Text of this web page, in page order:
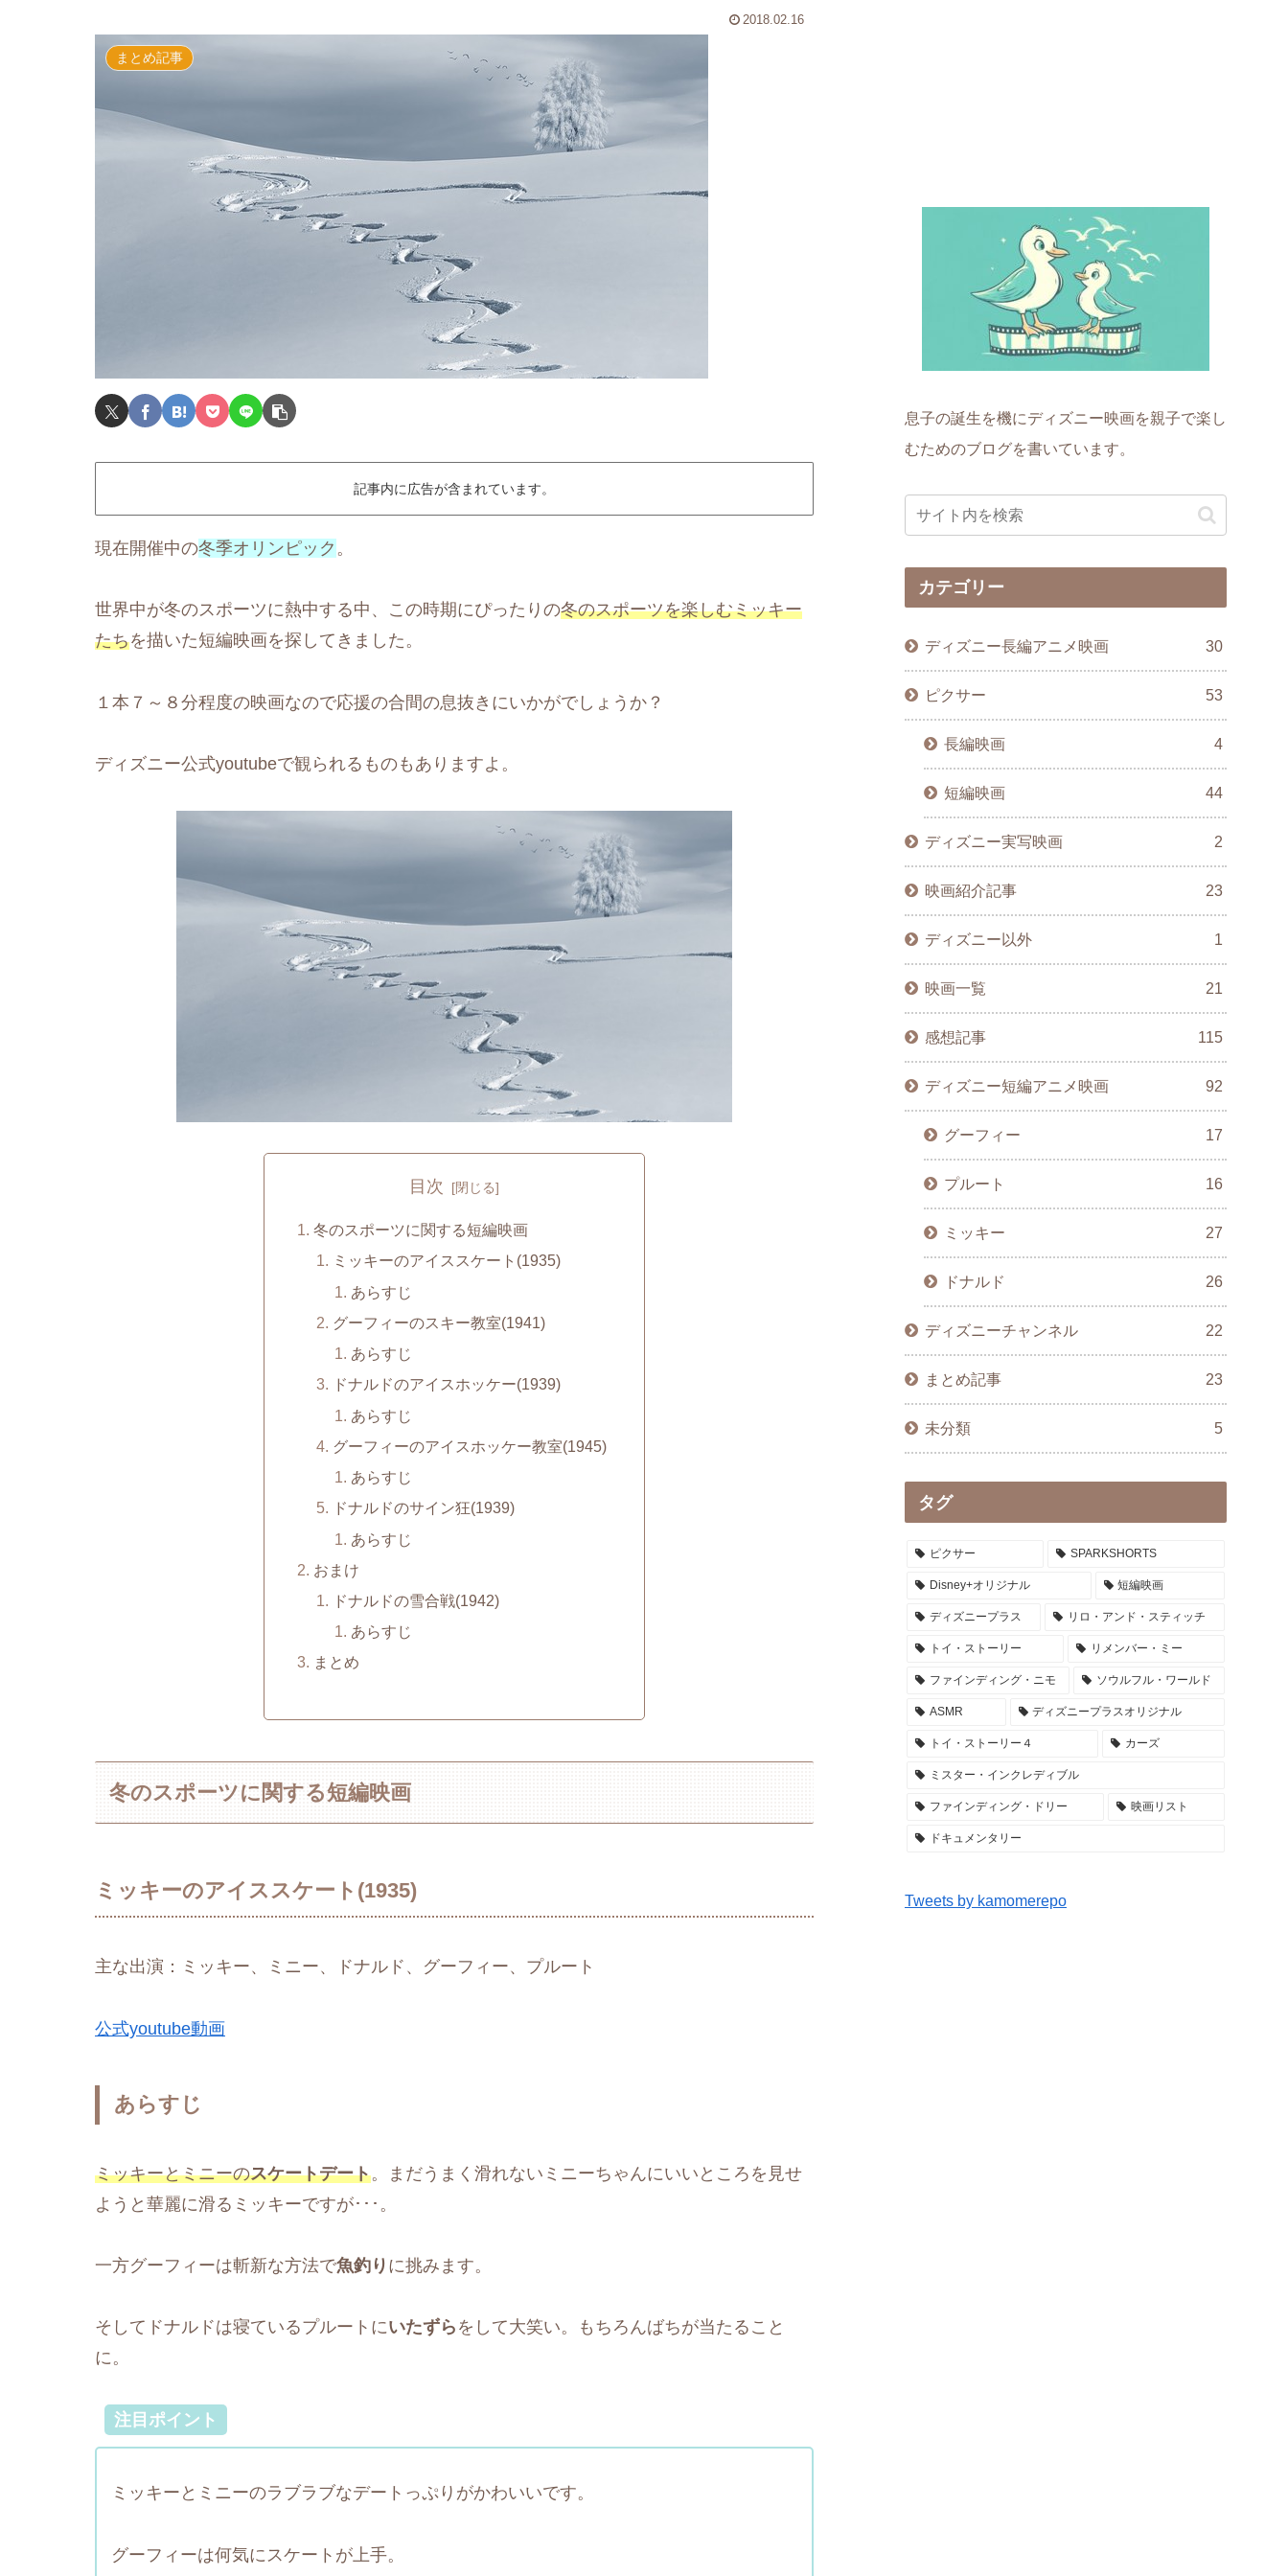
2018.02.16
まとめ記事
記事内に広告が含まれています。
現在開催中の冬季オリンピック 。
世界中が冬のスポーツに熱中する中、この時期にぴったりの冬のスポーツを楽しむミッキー
たちを描いた短編映画を探してきました。
１本７～８分程度の映画なので応援の合間の息抜きにいかがでしょうか？
ディズニー公式youtubeで観られるものもありますよ。
目次
冬のスポーツに関する短編映画
ミッキーのアイススケート(1935)
あらすじ
グーフィーのスキー教室(1941)
あらすじ
ドナルドのアイスホッケー(1939)
あらすじ
グーフィーのアイスホッケー教室(1945)
あらすじ
ドナルドのサイン狂(1939)
あらすじ
おまけ
ドナルドの雪合戦(1942)
あらすじ
まとめ
冬のスポーツに関する短編映画
ミッキーのアイススケート(1935)
主な出演：ミッキー、ミニー、ドナルド、グーフィー、プルート
公式youtube動画
あらすじ
ミッキーとミニーのスケートデート。まだうまく滑れないミニーちゃんにいいところを見せ
ようと華麗に滑るミッキーですが･･･。
一方グーフィーは斬新な方法で魚釣り に挑みます。
そしてドナルドは寝ているプルートにいたずら をして大笑い。もちろんばちが当たること
に。
注目ポイント
ミッキーとミニーのラブラブなデートっぷりがかわいいです。
グーフィーは何気にスケートが上手。
息子の誕生を機にディズニー映画を親子で楽し
むためのブログを書いています。
カテゴリー
ディズニー長編アニメ映画 30
ピクサー 53
長編映画 4
短編映画 44
ディズニー実写映画 2
映画紹介記事 23
ディズニー以外 1
映画一覧 21
感想記事 115
ディズニー短編アニメ映画 92
グーフィー 17
プルート 16
ミッキー 27
ドナルド 26
ディズニーチャンネル 22
まとめ記事 23
未分類 5
タグ
ピクサー SPARKSHORTS
Disney+オリジナル 短編映画
ディズニープラス リロ・アンド・スティッチ
トイ・ストーリー リメンバー・ミー
ファインディング・ニモ ソウルフル・ワールド
ASMR ディズニープラスオリジナル
トイ・ストーリー４ カーズ
ミスター・インクレディブル
ファインディング・ドリー 映画リスト
ドキュメンタリー
Tweets by kamomerepo